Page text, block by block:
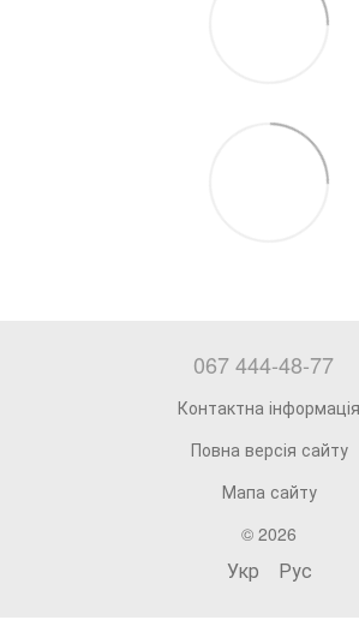
067 444-48-77
Контактна інформація
Повна версія сайту
Мапа сайту
© 2026
Укр Рус